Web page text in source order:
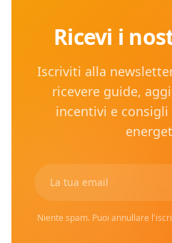
Ricevi i
Iscriviti alla
ricevere guide,
incentivi e
Niente spam. Puoi annullare